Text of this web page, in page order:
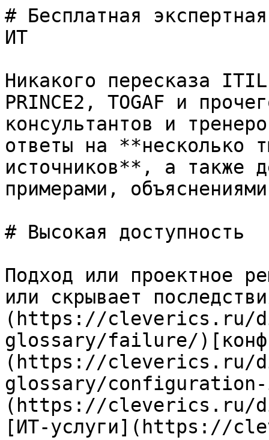
# Бесплатная
ИТ
Никакого пересказа
PRINCE2, TOGAF и
консультантов и
ответы на **несколько
источников**, а также
примерами,
# Высокая доступность
Подход или проектное
или скрывает
(https://cleverics.ru/
glossary/failure/
(https://cleverics.ru/
glossary/configuration-
(https://cleverics.ru/
[ИТ-услуги](https://